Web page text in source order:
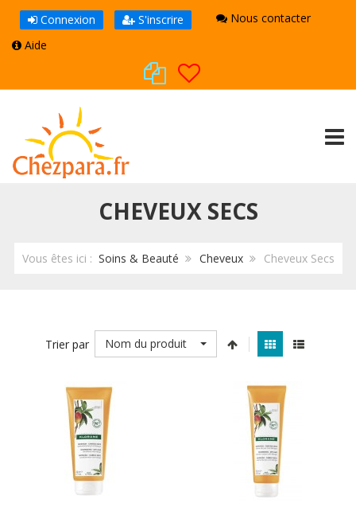
Connexion S'inscrire
Nous contacter
Aide
CHEVEUX SECS
Vous êtes ici : Soins & Beauté Cheveux Cheveux Secs
Trier par Nom du produit